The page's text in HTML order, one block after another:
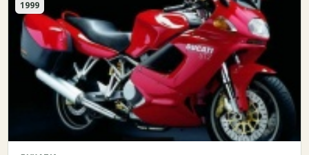
1999